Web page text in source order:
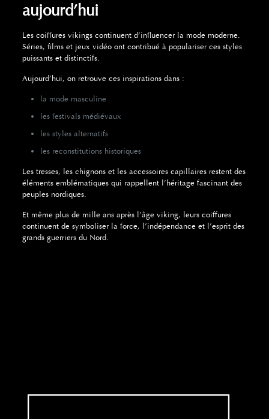
aujourd’hui
Les coiffures vikings continuent d’influencer la mode moderne.
Séries, films et jeux vidéo ont contribué à populariser ces styles
puissants et distinctifs.
Aujourd’hui, on retrouve ces inspirations dans :
la mode masculine
les festivals médiévaux
les styles alternatifs
les reconstitutions historiques
Les tresses, les chignons et les accessoires capillaires restent des
éléments emblématiques qui rappellent l’héritage fascinant des
peuples nordiques.
Et même plus de mille ans après l’âge viking, leurs coiffures
continuent de symboliser la force, l’indépendance et l’esprit des
grands guerriers du Nord.